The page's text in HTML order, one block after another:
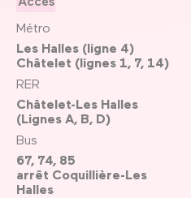
Métro
Les Halles (ligne 4)
Châtelet (lignes 1, 7, 14)
RER
Châtelet-Les Halles
(Lignes A, B, D)
Bus
67, 74, 85
arrêt Coquillière-Les
Halles